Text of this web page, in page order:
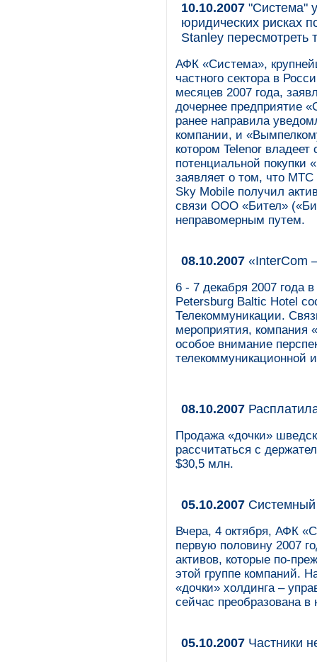
10.10.2007 "Система"
юридических рисках
Stanley пересмотреть
АФК «Система»,
частного сектора в
месяцев 2007 года,
дочернее предприятие
ранее направила
компании, и
котором Telenor
потенциальной
заявляет о том, что
Sky Mobile получил
связи ООО «Бител»
неправомерным путем.
08.10.2007 «InterCom
6 - 7 декабря 2007 года
Petersburg Baltic Hotel
Телекоммуникации.
мероприятия, компания
особое внимание
телекоммуникационной
08.10.2007
Продажа «дочки»
рассчитаться с
$30,5 млн.
05.10.2007 Системный
Вчера, 4 октября, АФК
первую половину 2007
активов, которые по-
этой группе компаний.
«дочки» холдинга –
сейчас преобразована в
05.10.2007 Частники